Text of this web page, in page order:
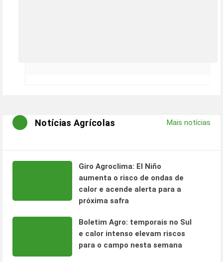
Notícias Agrícolas Mais notícias
Giro Agroclima: El Niño
aumenta o risco de ondas de
calor e acende alerta para a
próxima safra
Boletim Agro: temporais no Sul
e calor intenso elevam riscos
para o campo nesta semana